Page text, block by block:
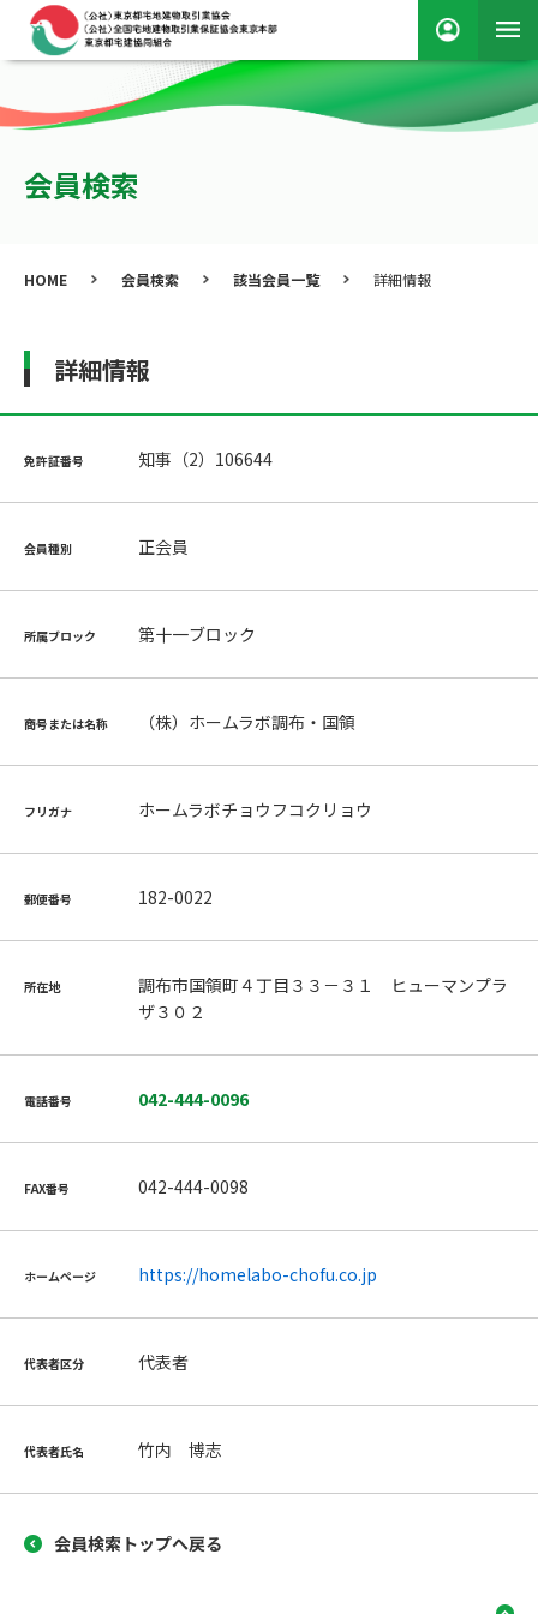
会員検索
HOME 会員検索 該当会員一覧 詳細情報
詳細情報
免許証番号 知事（2）106644
会員種別 正会員
所属ブロック 第十一ブロック
商号または名称 （株）ホームラボ調布・国領
フリガナ ホームラボチョウフコクリョウ
郵便番号 182-0022
所在地
調布市国領町４丁目３３－３１ ヒューマンプラ
ザ３０２
電話番号 042-444-0096
FAX番号 042-444-0098
ホームページ https://homelabo-chofu.co.jp
代表者区分 代表者
代表者氏名 竹内 博志
会員検索トップへ戻る